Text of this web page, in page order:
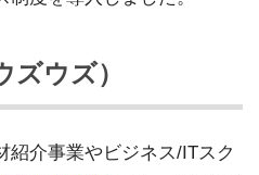
ズウズ）
紹介事業やビジネス/ITスク